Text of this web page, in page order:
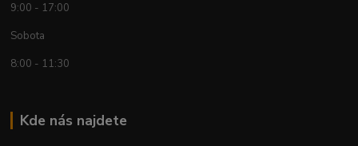
9:00 - 17:00
Sobota
8:00 - 11:30
Kde nás najdete